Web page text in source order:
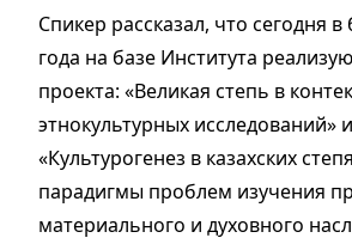
Спикер рассказал, что сегодня
года на базе Института
проекта: «Великая степь в
этнокультурных исследований» и
«Культурогенез в казахских
парадигмы проблем изучения
материального и духовного